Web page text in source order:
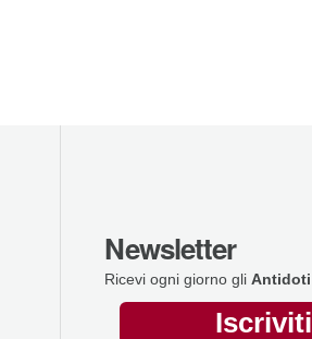
Newsletter
Ricevi ogni giorno gli Antidoti
Iscriviti